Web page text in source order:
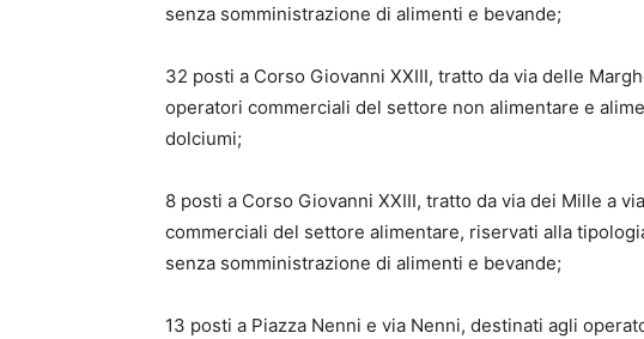
senza somministrazione di alimenti e bevande;
32 posti a Corso Giovanni XXIII, tratto da via delle
operatori commerciali del settore non alimentare e
dolciumi;
8 posti a Corso Giovanni XXIII, tratto da via dei Mille a
commerciali del settore alimentare, riservati alla
senza somministrazione di alimenti e bevande;
13 posti a Piazza Nenni e via Nenni, destinati agli